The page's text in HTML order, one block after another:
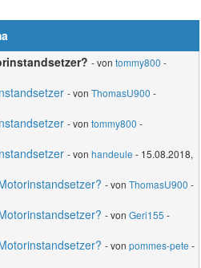
- vontommy800 -
- vonThomasU900 -
- vontommy800 -
- vonhandeule - 15.08.2018,
- vonThomasU900 -
- vonGeri155 -
- vonpommes-pete -